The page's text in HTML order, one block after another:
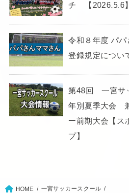
チ 【2026.5.6】
令和８年度 パ
登録規定につい
第48回 一宮サ
年別夏季大会
ー前期大会【ス
プ】
HOME
一宮サッカースクール